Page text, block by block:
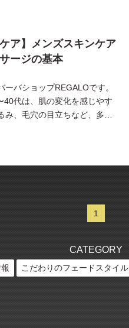
ア】メンズスキンケア
ージの基本
バショップREGALOです。
代は、肌の変化を感じやす
、毛穴の目立ちなど、多く
1
CATEGORY
こだわりのフェードスタイル